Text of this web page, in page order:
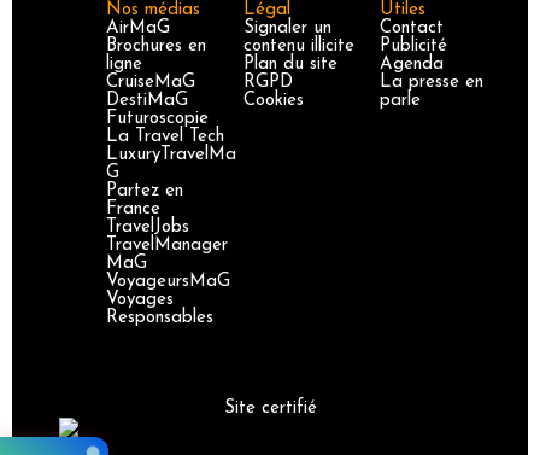
Nos médias
AirMaG
Brochures en
ligne
CruiseMaG
DestiMaG
Futuroscopie
La Travel Tech
LuxuryTravelMa
G
Partez en
France
TravelJobs
TravelManager
MaG
VoyageursMaG
Voyages
Responsables
Légal
Signaler un
contenu illicite
Plan du site
RGPD
Cookies
Utiles
Contact
Publicité
Agenda
La presse en
parle
Site certifié